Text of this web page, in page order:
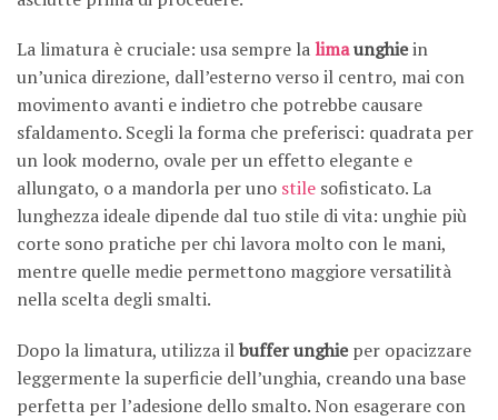
La limatura è cruciale: usa sempre lalimaunghiein
un’unica direzione, dall’esterno verso il centro, mai con
movimento avanti e indietro che potrebbe causare
sfaldamento. Scegli la forma che preferisci: quadrata per
un look moderno, ovale per un effetto elegante e
allungato, o a mandorla per uno stile sofisticato. La
lunghezza ideale dipende dal tuo stile di vita: unghie più
corte sono pratiche per chi lavora molto con le mani,
mentre quelle medie permettono maggiore versatilità
nella scelta degli smalti.
Dopo la limatura, utilizza ilbuffer unghieper opacizzare
leggermente la superficie dell’unghia, creando una base
perfetta per l’adesione dello smalto. Non esagerare con